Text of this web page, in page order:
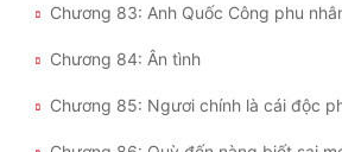
Chương 83: Anh Quốc Công phu
Chương 84: Ân tình
Chương 85: Ngươi chính là cái độc